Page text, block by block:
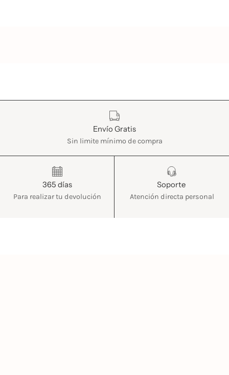
Envío Gratis
Sin limite mínimo de compra
365 días
Para realizar tu devolución
Soporte
Atención directa personal